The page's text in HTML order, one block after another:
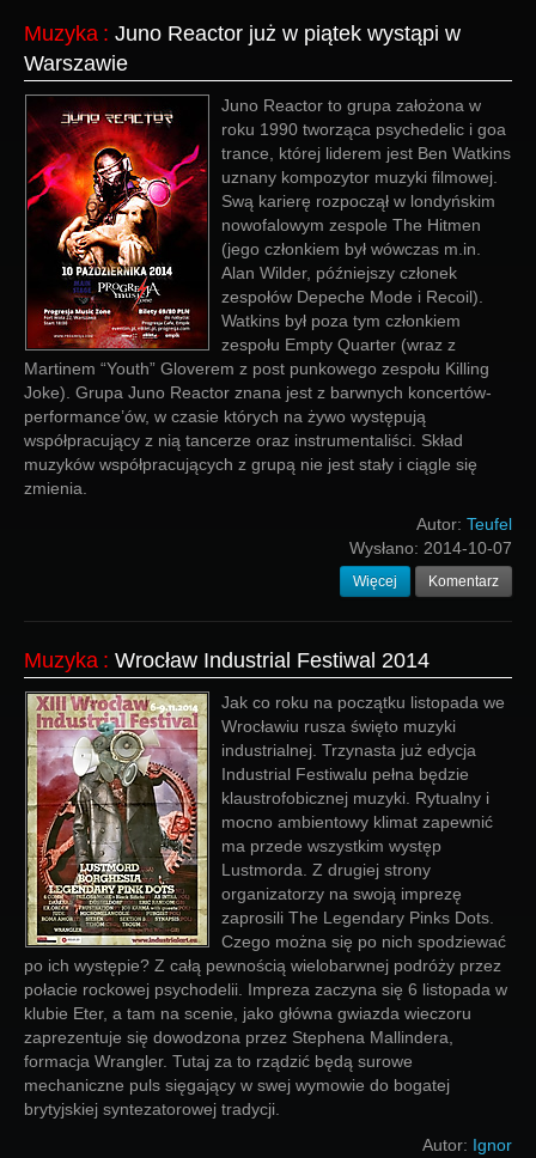
Muzyka : Juno Reactor już w piątek wystąpi w
Warszawie
Juno Reactor to grupa założona w
roku 1990 tworząca psychedelic i goa
trance, której liderem jest Ben Watkins
uznany kompozytor muzyki filmowej.
Swą karierę rozpoczął w londyńskim
nowofalowym zespole The Hitmen
(jego członkiem był wówczas m.in.
Alan Wilder, późniejszy członek
zespołów Depeche Mode i Recoil).
Watkins był poza tym członkiem
zespołu Empty Quarter (wraz z
Martinem “Youth” Gloverem z post punkowego zespołu Killing
Joke). Grupa Juno Reactor znana jest z barwnych koncertów-
performance’ów, w czasie których na żywo występują
współpracujący z nią tancerze oraz instrumentaliści. Skład
muzyków współpracujących z grupą nie jest stały i ciągle się
zmienia.
Autor: Teufel
Wysłano: 2014-10-07
Więcej Komentarz
Muzyka : Wrocław Industrial Festiwal 2014
Jak co roku na początku listopada we
Wrocławiu rusza święto muzyki
industrialnej. Trzynasta już edycja
Industrial Festiwalu pełna będzie
klaustrofobicznej muzyki. Rytualny i
mocno ambientowy klimat zapewnić
ma przede wszystkim występ
Lustmorda. Z drugiej strony
organizatorzy na swoją imprezę
zaprosili The Legendary Pinks Dots.
Czego można się po nich spodziewać
po ich występie? Z całą pewnością wielobarwnej podróży przez
połacie rockowej psychodelii. Impreza zaczyna się 6 listopada w
klubie Eter, a tam na scenie, jako główna gwiazda wieczoru
zaprezentuje się dowodzona przez Stephena Mallindera,
formacja Wrangler. Tutaj za to rządzić będą surowe
mechaniczne puls sięgający w swej wymowie do bogatej
brytyjskiej syntezatorowej tradycji.
Autor: Ignor